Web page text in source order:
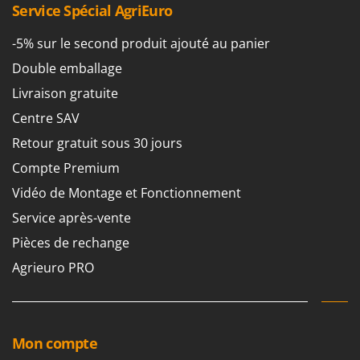
Pulvérisateurs
R
Rafraîchisseurs d'air par évaporation
Rampes de chargement en aluminium
Râpes à fromage électriques
Râteaux pour tracteur
Remplisseuses
Robots nettoyeurs de piscine
Robots Tondeuses
Rogneuses de souches
Rouleaux pour tracteur
S
Scies à Ruban
GRIFO
GVS
GYS
H
Hailo
HiKOKI
I
Idromatic
Il-Tec
Imperia
Intec
Service Spécial AgriEuro
-5% sur le second produit ajouté au panier
Double emballage
Livraison gratuite
Centre SAV
Retour gratuit sous 30 jours
Compte Premium
Vidéo de Montage et Fonctionnement
Service après-vente
Pièces de rechange
Agrieuro PRO
Mon compte